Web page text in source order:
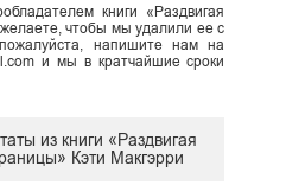
книги «Раздвигая
чтобы мы удалили ее с
напишите нам на
и мы в кратчайшие сроки
из книги «Раздвигая
Кэти Макгэрри